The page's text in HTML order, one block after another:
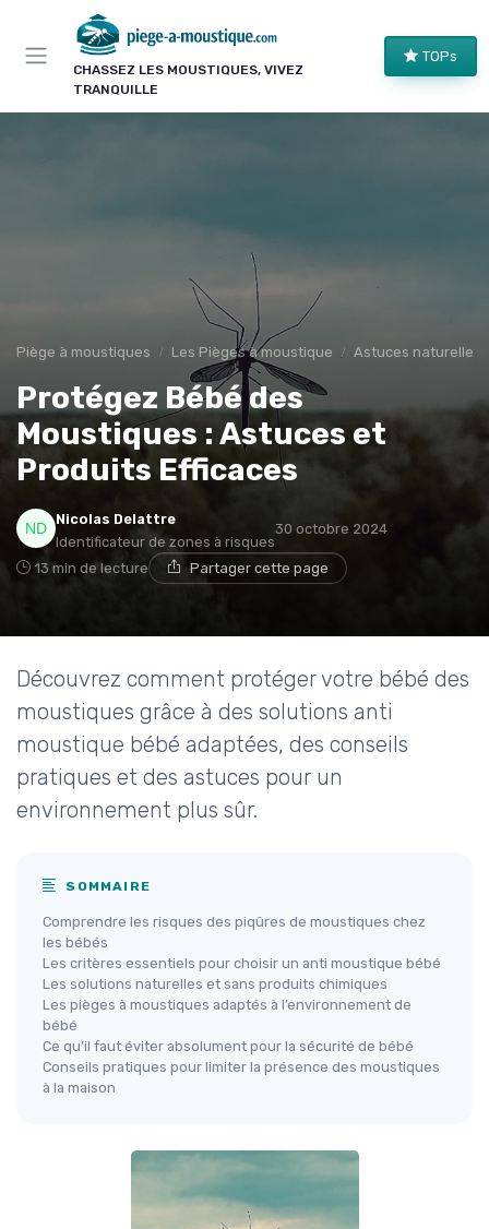
CHASSEZ LES MOUSTIQUES, VIVEZ
TRANQUILLE
TOPs
Piège à moustiques Les Pièges à moustique Astuces naturelles
Protégez Bébé des
Moustiques : Astuces et
Produits Efficaces
Nicolas Delattre
Identificateur de zones à risques
30 octobre 2024
13 min de lecture Partager cette page
Découvrez comment protéger votre bébé des
moustiques grâce à des solutions anti
moustique bébé adaptées, des conseils
pratiques et des astuces pour un
environnement plus sûr.
SOMMAIRE
Comprendre les risques des piqûres de moustiques chez
les bébés
Les critères essentiels pour choisir un anti moustique bébé
Les solutions naturelles et sans produits chimiques
Les pièges à moustiques adaptés à l’environnement de
bébé
Ce qu’il faut éviter absolument pour la sécurité de bébé
Conseils pratiques pour limiter la présence des moustiques
à la maison
Panneau de gestion des cookies